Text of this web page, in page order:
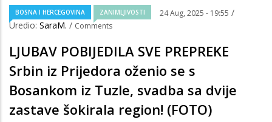
BOSNA I HERCEGOVINA ZANIMLJIVOSTI 24 Aug, 2025 - 19:55 /
Uredio: SaraM. / Comments
LJUBAV POBIJEDILA SVE PREPREKE
Srbin iz Prijedora oženio se s
Bosankom iz Tuzle, svadba sa dvije
zastave šokirala region! (FOTO)